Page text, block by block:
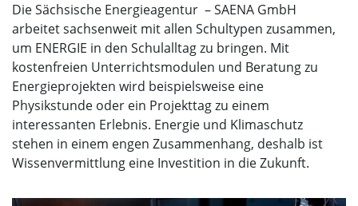
Die Sächsische Energieagentur – SAENA GmbH
arbeitet sachsenweit mit allen Schultypen zusammen,
um ENERGIE in den Schulalltag zu bringen. Mit
kostenfreien Unterrichtsmodulen und Beratung zu
Energieprojekten wird beispielsweise eine
Physikstunde oder ein Projekttag zu einem
interessanten Erlebnis. Energie und Klimaschutz
stehen in einem engen Zusammenhang, deshalb ist
Wissenvermittlung eine Investition in die Zukunft.